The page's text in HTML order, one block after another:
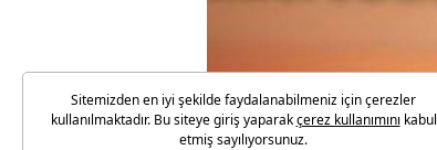
Sitemizden en iyi şekilde faydalanabilmeniz için çerezler
kullanılmaktadır. Bu siteye giriş yaparakçerez kullanımını kabul
etmiş sayılıyorsunuz.